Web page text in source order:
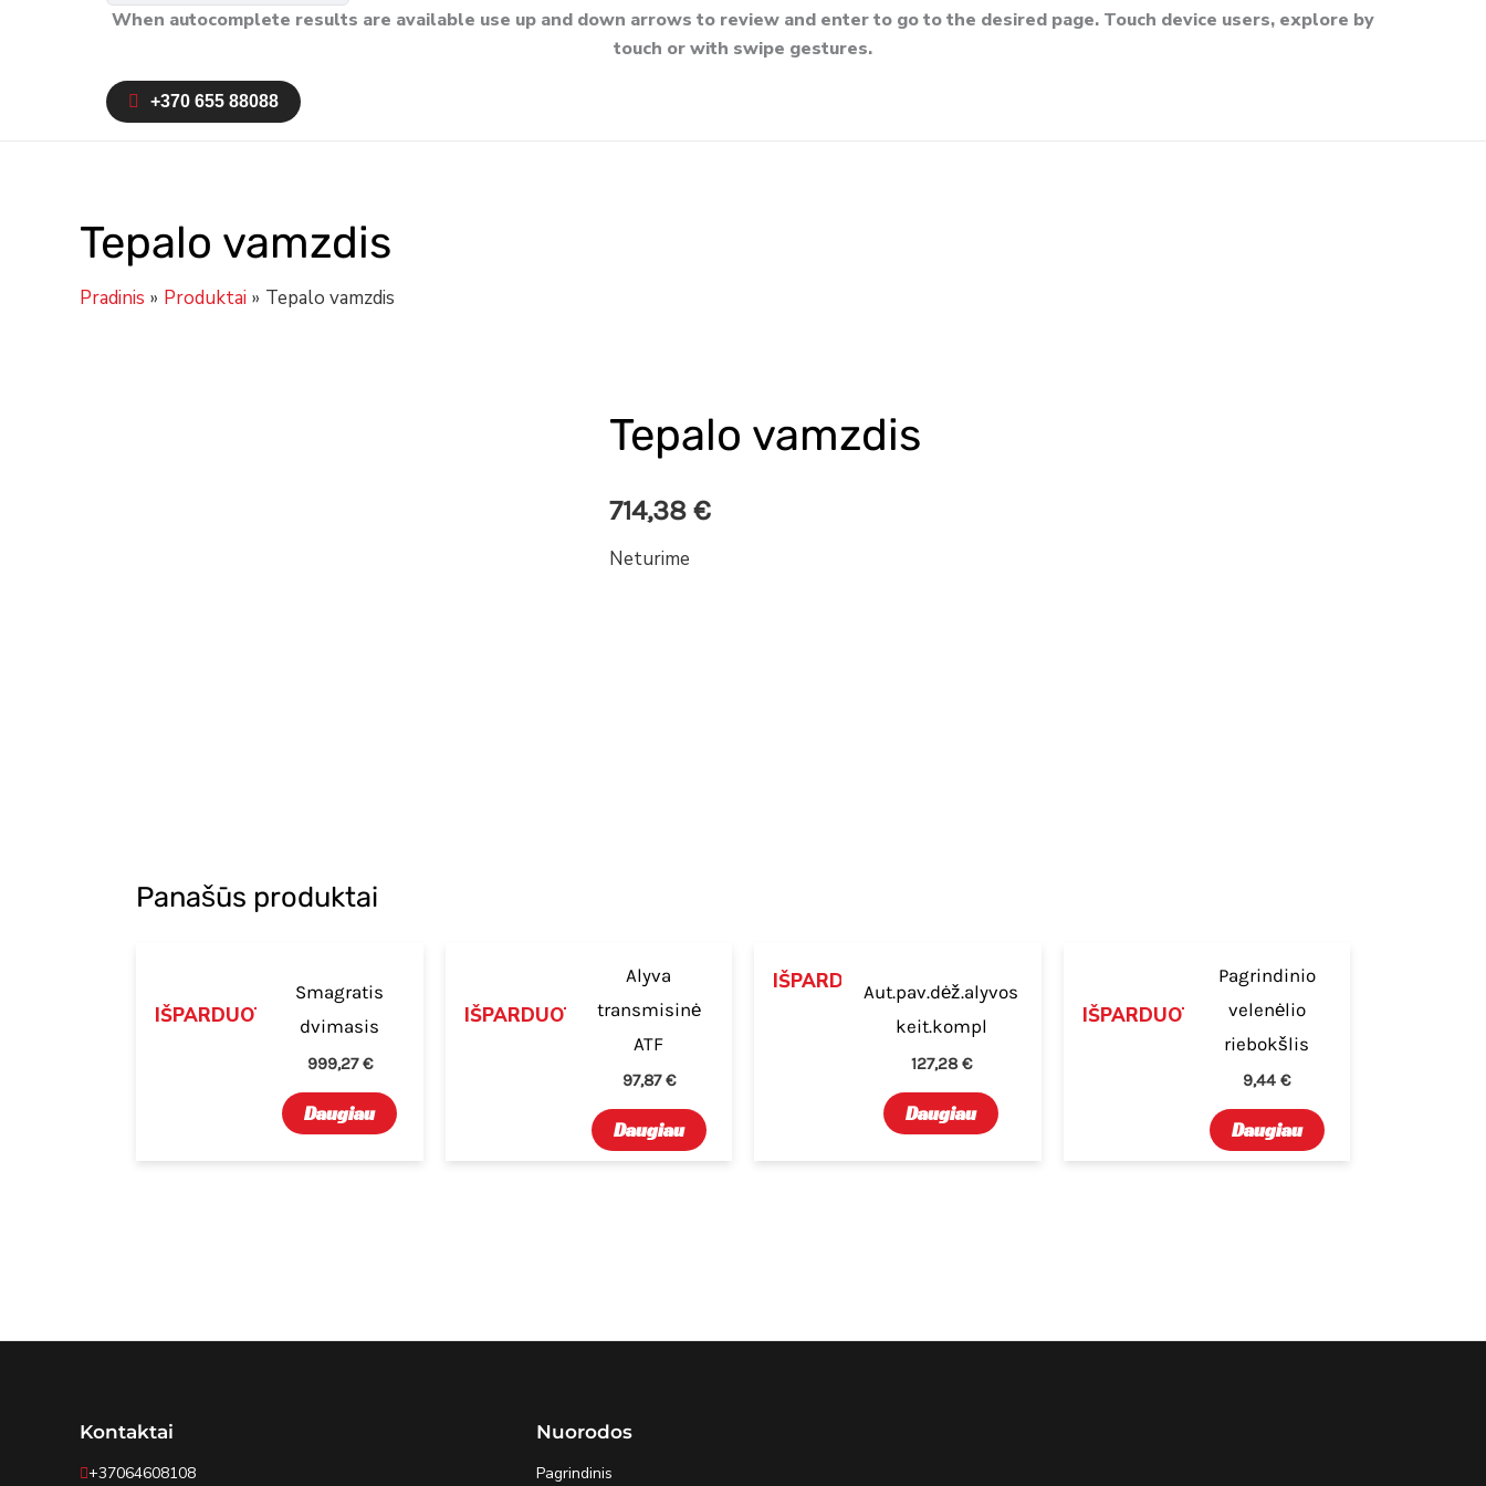
When autocomplete results are available use up and down arrows to review and enter to go to the desired page. Touch device users, explore by
touch or with swipe gestures.
+370 655 88088
Tepalo vamzdis
Pradinis Produktai Tepalo vamzdis
Tepalo vamzdis
714,38€
Neturime
Panašūs produktai
IŠPARDUOTA
Smagratis
dvimasis
999,27€
Daugiau
IŠPARDUOTA
Alyva
transmisinė
ATF
97,87€
Daugiau
IŠPARDUOTAAut.pav.dėž.alyvos
keit.kompl
127,28€
Daugiau
IŠPARDUOTA
Pagrindinio
velenėlio
riebokšlis
9,44€
Daugiau
Kontaktai
+37064608108
Nuorodos
Pagrindinis